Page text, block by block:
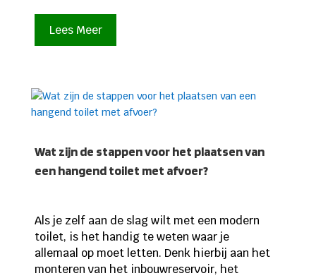
Lees Meer
Wat zijn de stappen voor het plaatsen van
een hangend toilet met afvoer?
Als je zelf aan de slag wilt met een modern
toilet, is het handig te weten waar je
allemaal op moet letten. Denk hierbij aan het
monteren van het inbouwreservoir, het